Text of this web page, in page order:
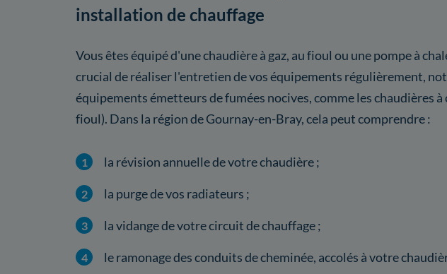
installation de chauffage
Vous êtes équipé d'une chaudière à gaz, au fioul ou une pompe à
crucial de réaliser l'entretien de vos équipements régulièrement,
équipements émetteurs de fumées nocives, comme les chaudières à
fioul). Dans la région de Gournay-en-Bray, cela peut comprendre :
la révision annuelle de votre chaudière ;
la purge de vos radiateurs ;
la vidange de votre circuit de chauffage ;
le ramonage des conduits de cheminée, accolés à votre